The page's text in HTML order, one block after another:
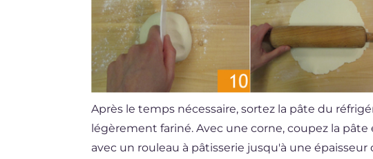
Après le temps nécessaire, sortez la pâte du
légèrement fariné. Avec une corne, coupez la pâte
avec un rouleau à pâtisserie jusqu'à une épaisseur